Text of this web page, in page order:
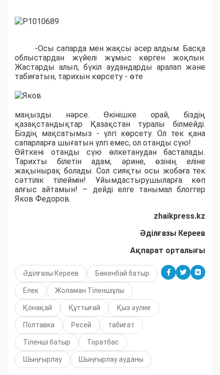
-Осы сапарда мен жақсы әсер алдым. Басқа
облыстардан жүйелі жұмыс көрген жоқпын.
Жастарды алып, бүкіл аудандарды аралап және
табиғатын, тарихын көрсету - өте
маңызды нәрсе. Өкінішке орай, біздің
қазақстандықтар Қазақстан туралы білмейді.
Біздің мақсатымыз - үлгі көрсету. Ол тек қана
сапарларға шығатын үлгі емес, ол отанды сүю!
Өйткені отанды сүю өлкетанудан басталады.
Тарихты білетін адам, әрине, өзінің еліне
жақынырақ болады. Сол сияқты осы жобаға тек
сәттілік тілеймін! Ұйымдастырушыларға көп
алғыс айтамын! – дейді елге танымал блоггер
Яков Федоров.
zhaikpress.kz
Әділғазы Кереев
Ақпарат орталығы
Әділғазы Кереев Бөкенбай батыр
Елек Жоламан Тіленшіұлы
Қонақай Құттығай Қыз әулие
Полтавка Ресей табиғат
Тіленші батыр Торатбас
Шыңғырлау Шыңғырлау ауданы